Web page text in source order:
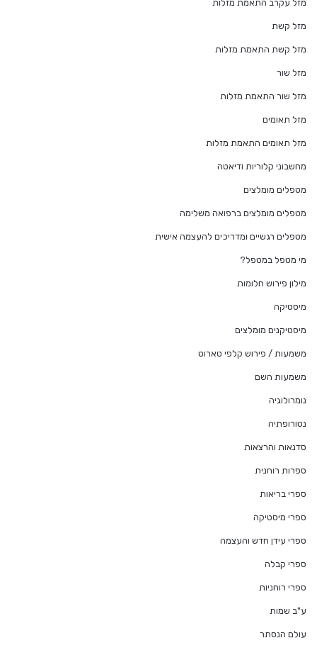
מזל עקרב התאמת מזלות
מזל קשת
מזל קשת התאמת מזלות
מזל שור
מזל שור התאמת מזלות
מזל תאומים
מזל תאומים התאמת מזלות
מחשבוני קלוריות ודיאטה
מטפלים מומלצים
מטפלים מומלצים ברפואה משלימה
מטפלים רגשיים ומדריכים להעצמה אישית
מי מטפל במטפל?
מילון פירוש חלומות
מיסטיקה
מיסטיקנים מומלצים
משמעות / פירוש קלפי טארוט
משמעות השם
נומרולוגיה
נטורופתיה
סדנאות והרצאות
ספרות רוחנית
ספרי בריאות
ספרי מיסטיקה
ספרי עידן חדש והעצמה
ספרי קבלה
ספרי רוחניות
ע"ב שמות
עולם הנסתר